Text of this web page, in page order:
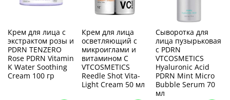
Крем для лица с
экстрактом розы и
PDRN TENZERO
Rose PDRN Vitamin
K Water Soothing
Cream 100 гр
Крем для лица
осветляющий с
микроиглами и
витамином C
VTCOSMETICS
Reedle Shot Vita-
Light Cream 50 мл
Сыворотка для
лица пузырьковая
с PDRN
VTCOSMETICS
Hyaluronic Acid
PDRN Mint Micro
Bubble Serum 70
мл